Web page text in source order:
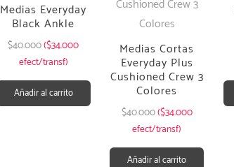
Medias Everyday
Black Ankle
$40.000($34.000
efect/transf)
Añadir al carrito
Medias Cortas
Everyday Plus
Cushioned Crew 3
Colores
$40.000($34.000
efect/transf)
Añadir al carrito